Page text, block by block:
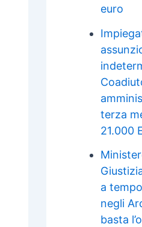
euro
terza
21.000
a
negli
basta